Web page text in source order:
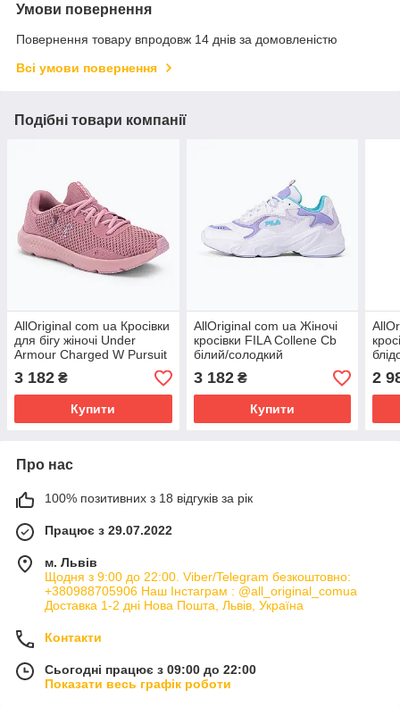
Умови повернення
Повернення товару впродовж 14 днів за домовленістю
Всі умови повернення
Подібні товари компанії
AllOriginal com ua Кросівки
для бігу жіночі Under
Armour Charged W Pursuit
3 рожеві 3024889
РОЗМІРИ ЗАПИТУЙТЕ
3 182 ₴
Купити
AllOriginal com ua Жіночі
кросівки FILA Collene Cb
білий/солодкий
лавандовий РОЗМІРИ
ЗАПИТУЙТЕ
3 182₴
Купити
2
Про нас
100% позитивних з 18 відгуків за рік
Працює з 29.07.2022
м. Львів
Щодня з 9:00 до 22:00. Viber/Telegram безкоштовно:
+380988705906 Наш Інстаграм : @all_original_comua
Доставка 1-2 дні Нова Пошта, Львів, Україна
Контакти
Сьогодні працює з 09:00 до 22:00
Показати весь графік роботи